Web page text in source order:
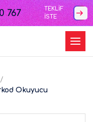
767
TEKLİF
İSTE
Okuyucu